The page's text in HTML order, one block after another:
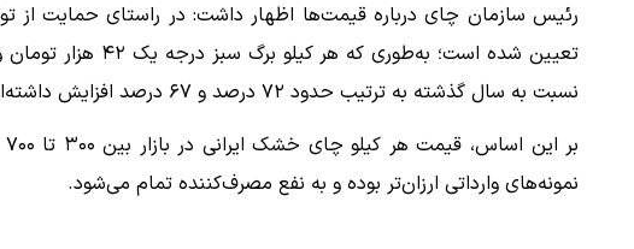
رئیس سازمان چای درباره قیمت‌ها اظهار داشت: در راستای حمایت از
نسبت به سال گذشته به ترتیب حدود ۷۲ درصد و ۶۷ درصد افزایش داشته‌اند.
نمونه‌های وارداتی ارزان‌تر بوده و به نفع مصرف‌کننده تمام می‌شود.